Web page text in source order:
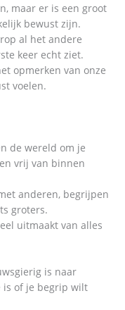
maar er is een groot
bewust zijn.
al het andere
keer echt ziet.
opmerken van onze
voelen.
de wereld om je
vrij van binnen
anderen, begrijpen
groters.
uitmaakt van alles
is naar
is of je begrip wilt